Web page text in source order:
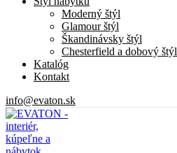
Moderný štýl
Glamour štýl
Škandinávsky štýl
Chesterfield a dobový štýl
Katalóg
Kontakt
info@evaton.sk